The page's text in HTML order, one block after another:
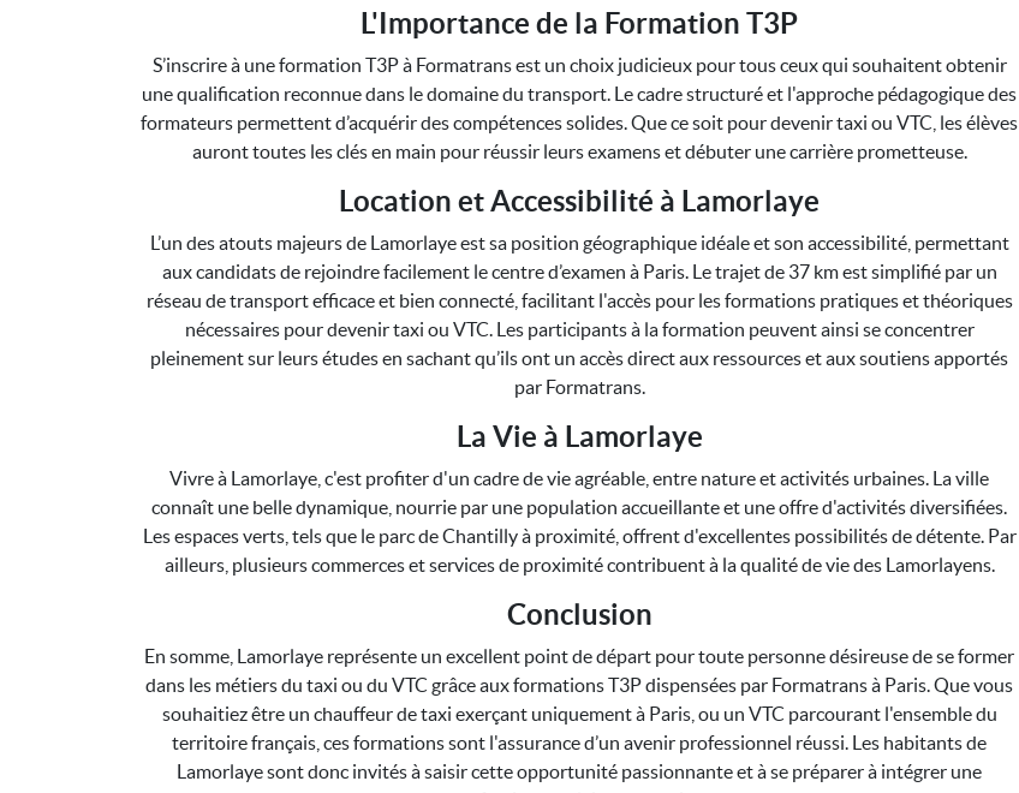
L'Importance de la Formation T3P
S’inscrire à une formation T3P à Formatrans est un choix judicieux pour tous ceux qui souhaitent obtenir
une qualification reconnue dans le domaine du transport. Le cadre structuré et l'approche pédagogique des
formateurs permettent d’acquérir des compétences solides. Que ce soit pour devenir taxi ou VTC, les élèves
auront toutes les clés en main pour réussir leurs examens et débuter une carrière prometteuse.
Location et Accessibilité à Lamorlaye
L’un des atouts majeurs de Lamorlaye est sa position géographique idéale et son accessibilité, permettant
aux candidats de rejoindre facilement le centre d’examen à Paris. Le trajet de 37 km est simplifié par un
réseau de transport efficace et bien connecté, facilitant l'accès pour les formations pratiques et théoriques
nécessaires pour devenir taxi ou VTC. Les participants à la formation peuvent ainsi se concentrer
pleinement sur leurs études en sachant qu’ils ont un accès direct aux ressources et aux soutiens apportés
par Formatrans.
La Vie à Lamorlaye
Vivre à Lamorlaye, c'est profiter d'un cadre de vie agréable, entre nature et activités urbaines. La ville
connaît une belle dynamique, nourrie par une population accueillante et une offre d'activités diversifiées.
Les espaces verts, tels que le parc de Chantilly à proximité, offrent d'excellentes possibilités de détente. Par
ailleurs, plusieurs commerces et services de proximité contribuent à la qualité de vie des Lamorlayens.
Conclusion
En somme, Lamorlaye représente un excellent point de départ pour toute personne désireuse de se former
dans les métiers du taxi ou du VTC grâce aux formations T3P dispensées par Formatrans à Paris. Que vous
souhaitiez être un chauffeur de taxi exerçant uniquement à Paris, ou un VTC parcourant l'ensemble du
territoire français, ces formations sont l'assurance d’un avenir professionnel réussi. Les habitants de
Lamorlaye sont donc invités à saisir cette opportunité passionnante et à se préparer à intégrer une